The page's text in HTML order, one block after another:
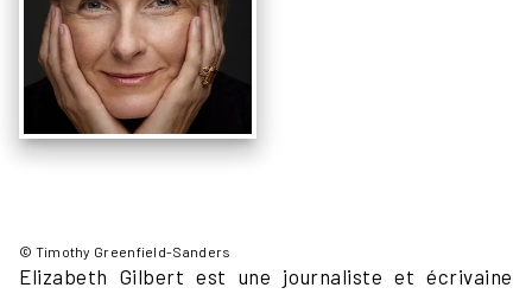
Elizabeth Gilbert est une journaliste et écrivaine
© Timothy Greenfield-Sanders